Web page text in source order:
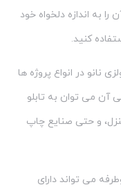
به اندازه دلخواه خود
کنید.
نانو در انواع پروژه ها
آن می توان به تابلو
و حتی صنایع چاپ
می تواند دارای